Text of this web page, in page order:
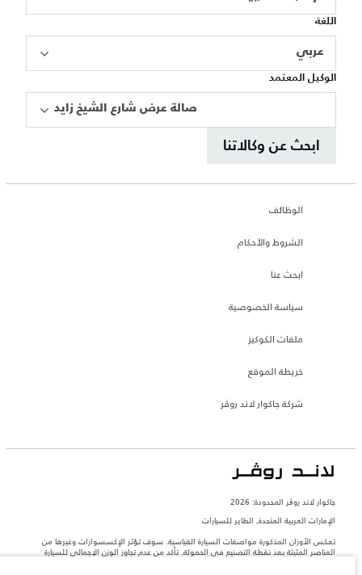
اللغة
عربي
الوكيل المعتمد
صالة عرض شارع الشيخ زايد
ابحث عن وكالاتنا
الوظائف
الشروط والأحكام
ابحث عنا
سياسة الخصوصية
ملفات الكوكيز
خريطة الموقع
شركة جاكوار لاند روڤر
جاكوار لاند روڨر المحدودة: 2026
الإمارات العربية المتحدة, الطاير للسيارات
تعكس الأوزان المذكورة مواصفات السيارة القياسية. سوف تؤثر الإكسسوارات وغيرها من
العناصر المثبتة بعد نقطة التصنيع في الحمولة. تأكد من عدم تجاوز الوزن الإجمالي للسيارة